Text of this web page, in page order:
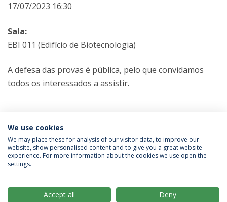
17/07/2023 16:30
Sala:
EBI 011 (Edifício de Biotecnologia)
A defesa das provas é pública, pelo que convidamos
todos os interessados a assistir.
Mestrado em Engenharia Biomédica
Política de Privacidade
Termos & Condições
We use cookies
We may place these for analysis of our visitor data, to improve our
website, show personalised content and to give you a great website
experience. For more information about the cookies we use open the
settings.
Accept all Deny